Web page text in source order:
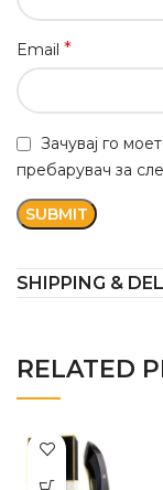
Email *
Зачувај го
пребарувач за
SHIPPING &
RELATED